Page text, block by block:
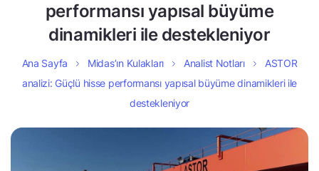
performansı yapısal büyüme
dinamikleri ile destekleniyor
Ana Sayfa Midas’ın Kulakları Analist Notları
ASTOR
analizi: Güçlü hisse performansı yapısal büyüme dinamikleri ile
destekleniyor